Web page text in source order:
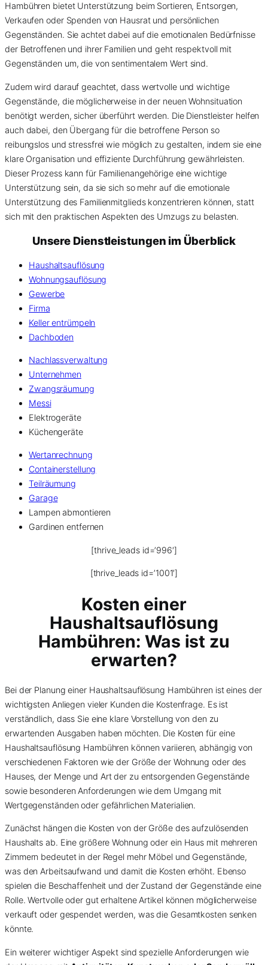
Hambühren bietet Unterstützung beim Sortieren, Entsorgen,
Verkaufen oder Spenden von Hausrat und persönlichen
Gegenständen. Sie achtet dabei auf die emotionalen Bedürfnisse
der Betroffenen und ihrer Familien und geht respektvoll mit
Gegenständen um, die von sentimentalem Wert sind.
Zudem wird darauf geachtet, dass wertvolle und wichtige
Gegenstände, die möglicherweise in der neuen Wohnsituation
benötigt werden, sicher überführt werden. Die Dienstleister helfen
auch dabei, den Übergang für die betroffene Person so
reibungslos und stressfrei wie möglich zu gestalten, indem sie eine
klare Organisation und effiziente Durchführung gewährleisten.
Dieser Prozess kann für Familienangehörige eine wichtige
Unterstützung sein, da sie sich so mehr auf die emotionale
Unterstützung des Familienmitglieds konzentrieren können, statt
sich mit den praktischen Aspekten des Umzugs zu belasten.
Unsere Dienstleistungen im Überblick
Haushaltsauflösung
Wohnungsauflösung
Gewerbe
Firma
Keller entrümpeln
Dachboden
Nachlassverwaltung
Unternehmen
Zwangsräumung
Messi
Elektrogeräte
Küchengeräte
Wertanrechnung
Containerstellung
Teilräumung
Garage
Lampen abmontieren
Gardinen entfernen
[thrive_leads id=’996′]
[thrive_leads id=’1001′]
Kosten einer
Haushaltsauflösung
Hambühren: Was ist zu
erwarten?
Bei der Planung einer Haushaltsauflösung Hambühren ist eines der
wichtigsten Anliegen vieler Kunden die Kostenfrage. Es ist
verständlich, dass Sie eine klare Vorstellung von den zu
erwartenden Ausgaben haben möchten. Die Kosten für eine
Haushaltsauflösung Hambühren können variieren, abhängig von
verschiedenen Faktoren wie der Größe der Wohnung oder des
Hauses, der Menge und Art der zu entsorgenden Gegenstände
sowie besonderen Anforderungen wie dem Umgang mit
Wertgegenständen oder gefährlichen Materialien.
Zunächst hängen die Kosten von der Größe des aufzulösenden
Haushalts ab. Eine größere Wohnung oder ein Haus mit mehreren
Zimmern bedeutet in der Regel mehr Möbel und Gegenstände,
was den Arbeitsaufwand und damit die Kosten erhöht. Ebenso
spielen die Beschaffenheit und der Zustand der Gegenstände eine
Rolle. Wertvolle oder gut erhaltene Artikel können möglicherweise
verkauft oder gespendet werden, was die Gesamtkosten senken
könnte.
Ein weiterer wichtiger Aspekt sind spezielle Anforderungen wie